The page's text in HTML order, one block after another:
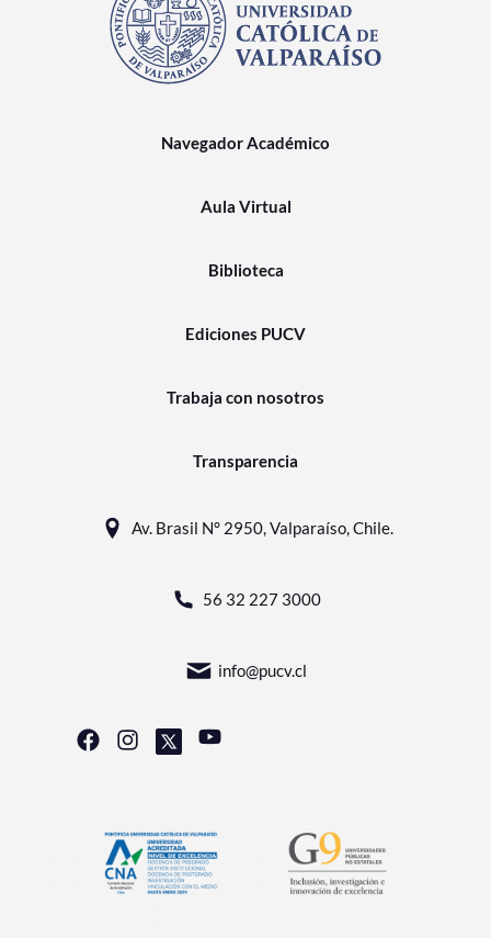
Navegador Académico
Aula Virtual
Biblioteca
Ediciones PUCV
Trabaja con nosotros
Transparencia
Av. Brasil N° 2950, Valparaíso, Chile.
56 32 227 3000
info@pucv.cl